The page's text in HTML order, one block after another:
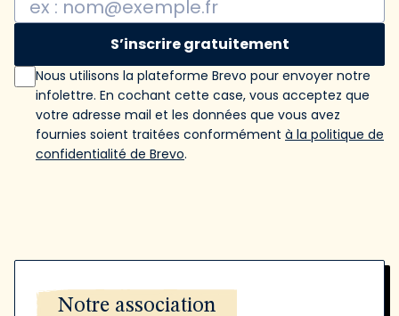
S’inscrire gratuitement
Nous utilisons la plateforme Brevo pour envoyer notre
infolettre. En cochant cette case, vous acceptez que
votre adresse mail et les données que vous avez
fournies soient traitées conformément à la politique de
confidentialité de Brevo.
Notre association